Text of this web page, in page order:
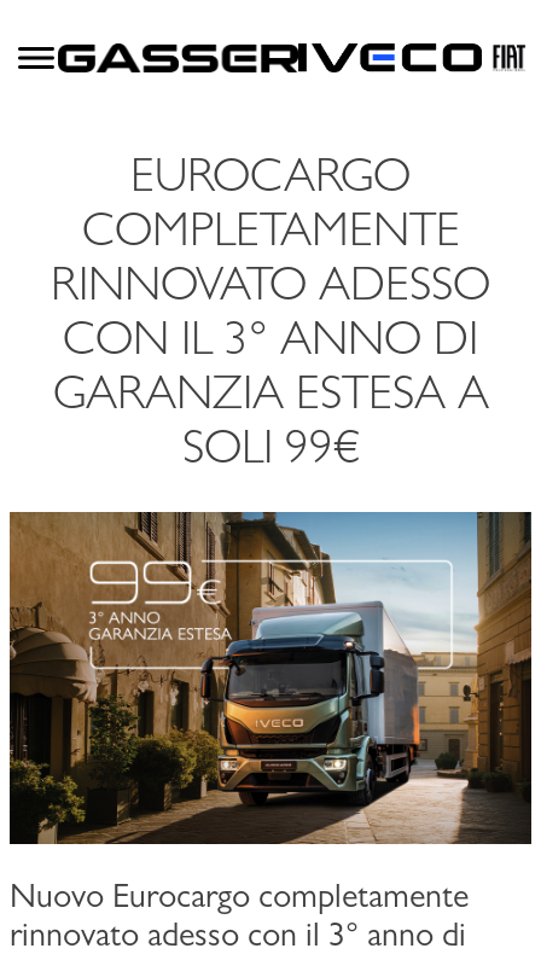
EUROCARGO
COMPLETAMENTE
RINNOVATO ADESSO
CON IL 3° ANNO DI
GARANZIA ESTESA A
SOLI 99€
Nuovo Eurocargo completamente
rinnovato adesso con il 3° anno di